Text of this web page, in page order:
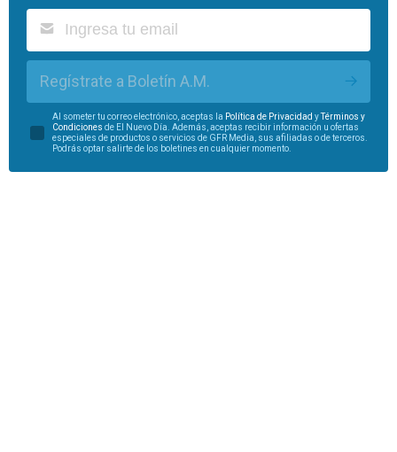
Regístrate a Boletín A.M.
Al someter tu correo electrónico, aceptas la Política de Privacidad yTérminos y
Condiciones de El Nuevo Día. Además, aceptas recibir información u ofertas
especiales de productos o servicios de GFR Media, sus afiliadas o de terceros.
Podrás optar salirte de los boletines en cualquier momento.